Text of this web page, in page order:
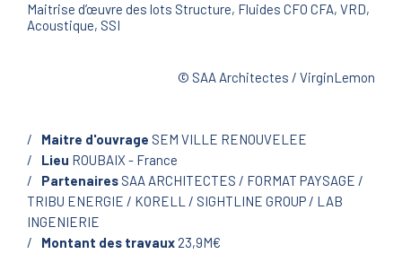
Maitrise d’œuvre des lots Structure, Fluides CFO CFA, VRD,
Acoustique, SSI
© SAA Architectes / VirginLemon
Maitre d'ouvrage SEM VILLE RENOUVELEE
Lieu ROUBAIX - France
Partenaires SAA ARCHITECTES / FORMAT PAYSAGE /
TRIBU ENERGIE / KORELL / SIGHTLINE GROUP / LAB
INGENIERIE
Montant des travaux 23,9M€